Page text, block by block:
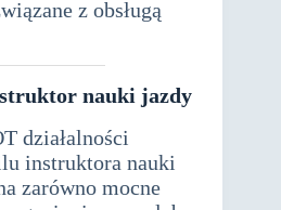
z obsługą
nauki jazdy
działalności
instruktora nauki
zarówno mocne